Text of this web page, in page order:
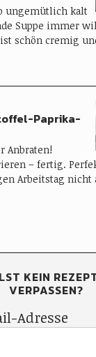
ungemütlich kalt
Suppe immer
schön cremig
Paprika-
Anbraten!
– fertig.
Arbeitstag nicht
KEIN
VERPASSEN?
Adresse